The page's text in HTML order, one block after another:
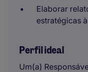
Elaborar
estratégicas
Perfil ideal
Um(a)